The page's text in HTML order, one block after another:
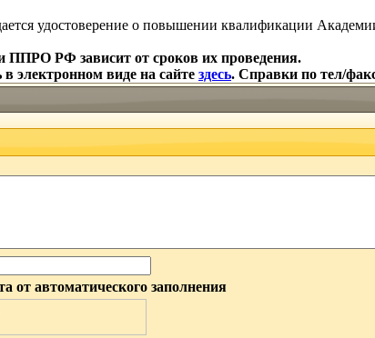
удостоверение о повышении квалификации
РФ зависит от сроков их проведения.
электронном виде на сайте здесь. Справки по тел/
от автоматического заполнения